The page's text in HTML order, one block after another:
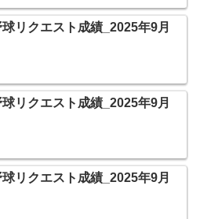
リクエスト成績_2025年9月
リクエスト成績_2025年9月
リクエスト成績_2025年9月